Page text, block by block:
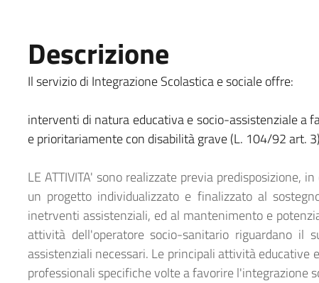
Descrizione
Il servizio di Integrazione Scolastica e sociale offre:
interventi di natura educativa e socio-assistenziale a
e prioritariamente con disabilità grave (L. 104/92 art. 3)
LE ATTIVITA' sono realizzate previa predisposizione,
un progetto individualizzato e finalizzato al
inetrventi assistenziali, ed al mantenimento e
attività dell'operatore socio-sanitario riguardano il
assistenziali necessari. Le principali attività educative
professionali specifiche volte a favorire l'integrazione